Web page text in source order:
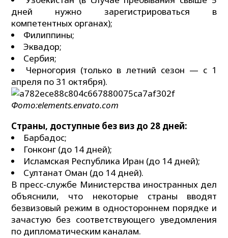
дней нужно зарегистрироваться в
компетентных органах);
Филиппины;
Эквадор;
Сербия;
Черногория (только в летний сезон — с 1
апреля по 31 октября).
Фото:elements.envato.com
Страны, доступные без виз до 28 дней:
Барбадос;
Гонконг (до 14 дней);
Исламская Республика Иран (до 14 дней);
Султанат Оман (до 14 дней).
В пресс-службе Министерства иностранных дел
объяснили, что некоторые страны вводят
безвизовый режим в одностороннем порядке и
зачастую без соответствующего уведомления
по дипломатическим каналам.